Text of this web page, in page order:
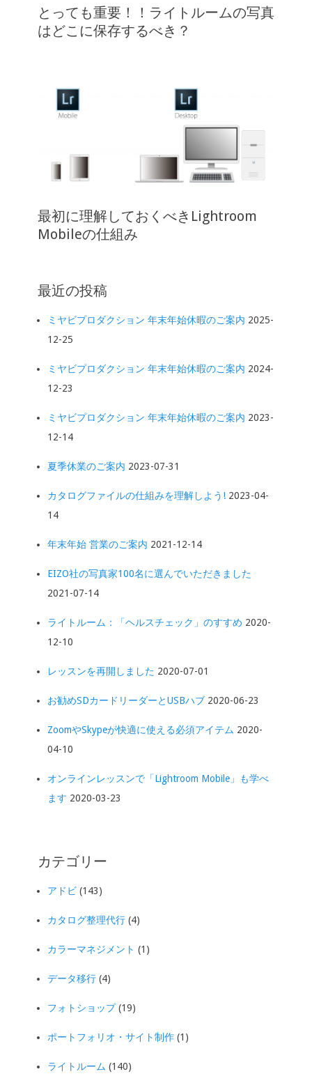
とっても重要！！ライトルームの写真
はどこに保存するべき？
最初に理解しておくべきLightroom
Mobileの仕組み
最近の投稿
ミヤビプロダクション 年末年始休暇のご案内 2025-
12-25
ミヤビプロダクション 年末年始休暇のご案内 2024-
12-23
ミヤビプロダクション 年末年始休暇のご案内 2023-
12-14
夏季休業のご案内 2023-07-31
カタログファイルの仕組みを理解しよう! 2023-04-
14
年末年始 営業のご案内 2021-12-14
EIZO社の写真家100名に選んでいただきました
2021-07-14
ライトルーム：「ヘルスチェック」のすすめ 2020-
12-10
レッスンを再開しました 2020-07-01
お勧めSDカードリーダーとUSBハブ 2020-06-23
ZoomやSkypeが快適に使える必須アイテム 2020-
04-10
オンラインレッスンで「Lightroom Mobile」も学べ
ます 2020-03-23
カテゴリー
アドビ (143)
カタログ整理代行 (4)
カラーマネジメント (1)
データ移行 (4)
フォトショップ(19)
ポートフォリオ・サイト制作 (1)
ライトルーム (140)